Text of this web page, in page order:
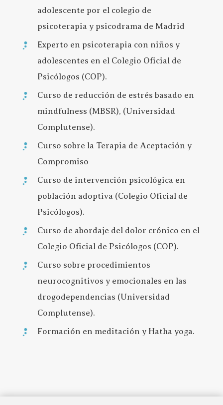
adolescente por el colegio de
psicoterapia y psicodrama de Madrid
Experto en psicoterapia con niños y
adolescentes en el Colegio Oficial de
Psicólogos (COP).
Curso de reducción de estrés basado en
mindfulness (MBSR), (Universidad
Complutense).
Curso sobre la Terapia de Aceptación y
Compromiso
Curso de intervención psicológica en
población adoptiva (Colegio Oficial de
Psicólogos).
Curso de abordaje del dolor crónico en el
Colegio Oficial de Psicólogos (COP).
Curso sobre procedimientos
neurocognitivos y emocionales en las
drogodependencias (Universidad
Complutense).
Formación en meditación y Hatha yoga.